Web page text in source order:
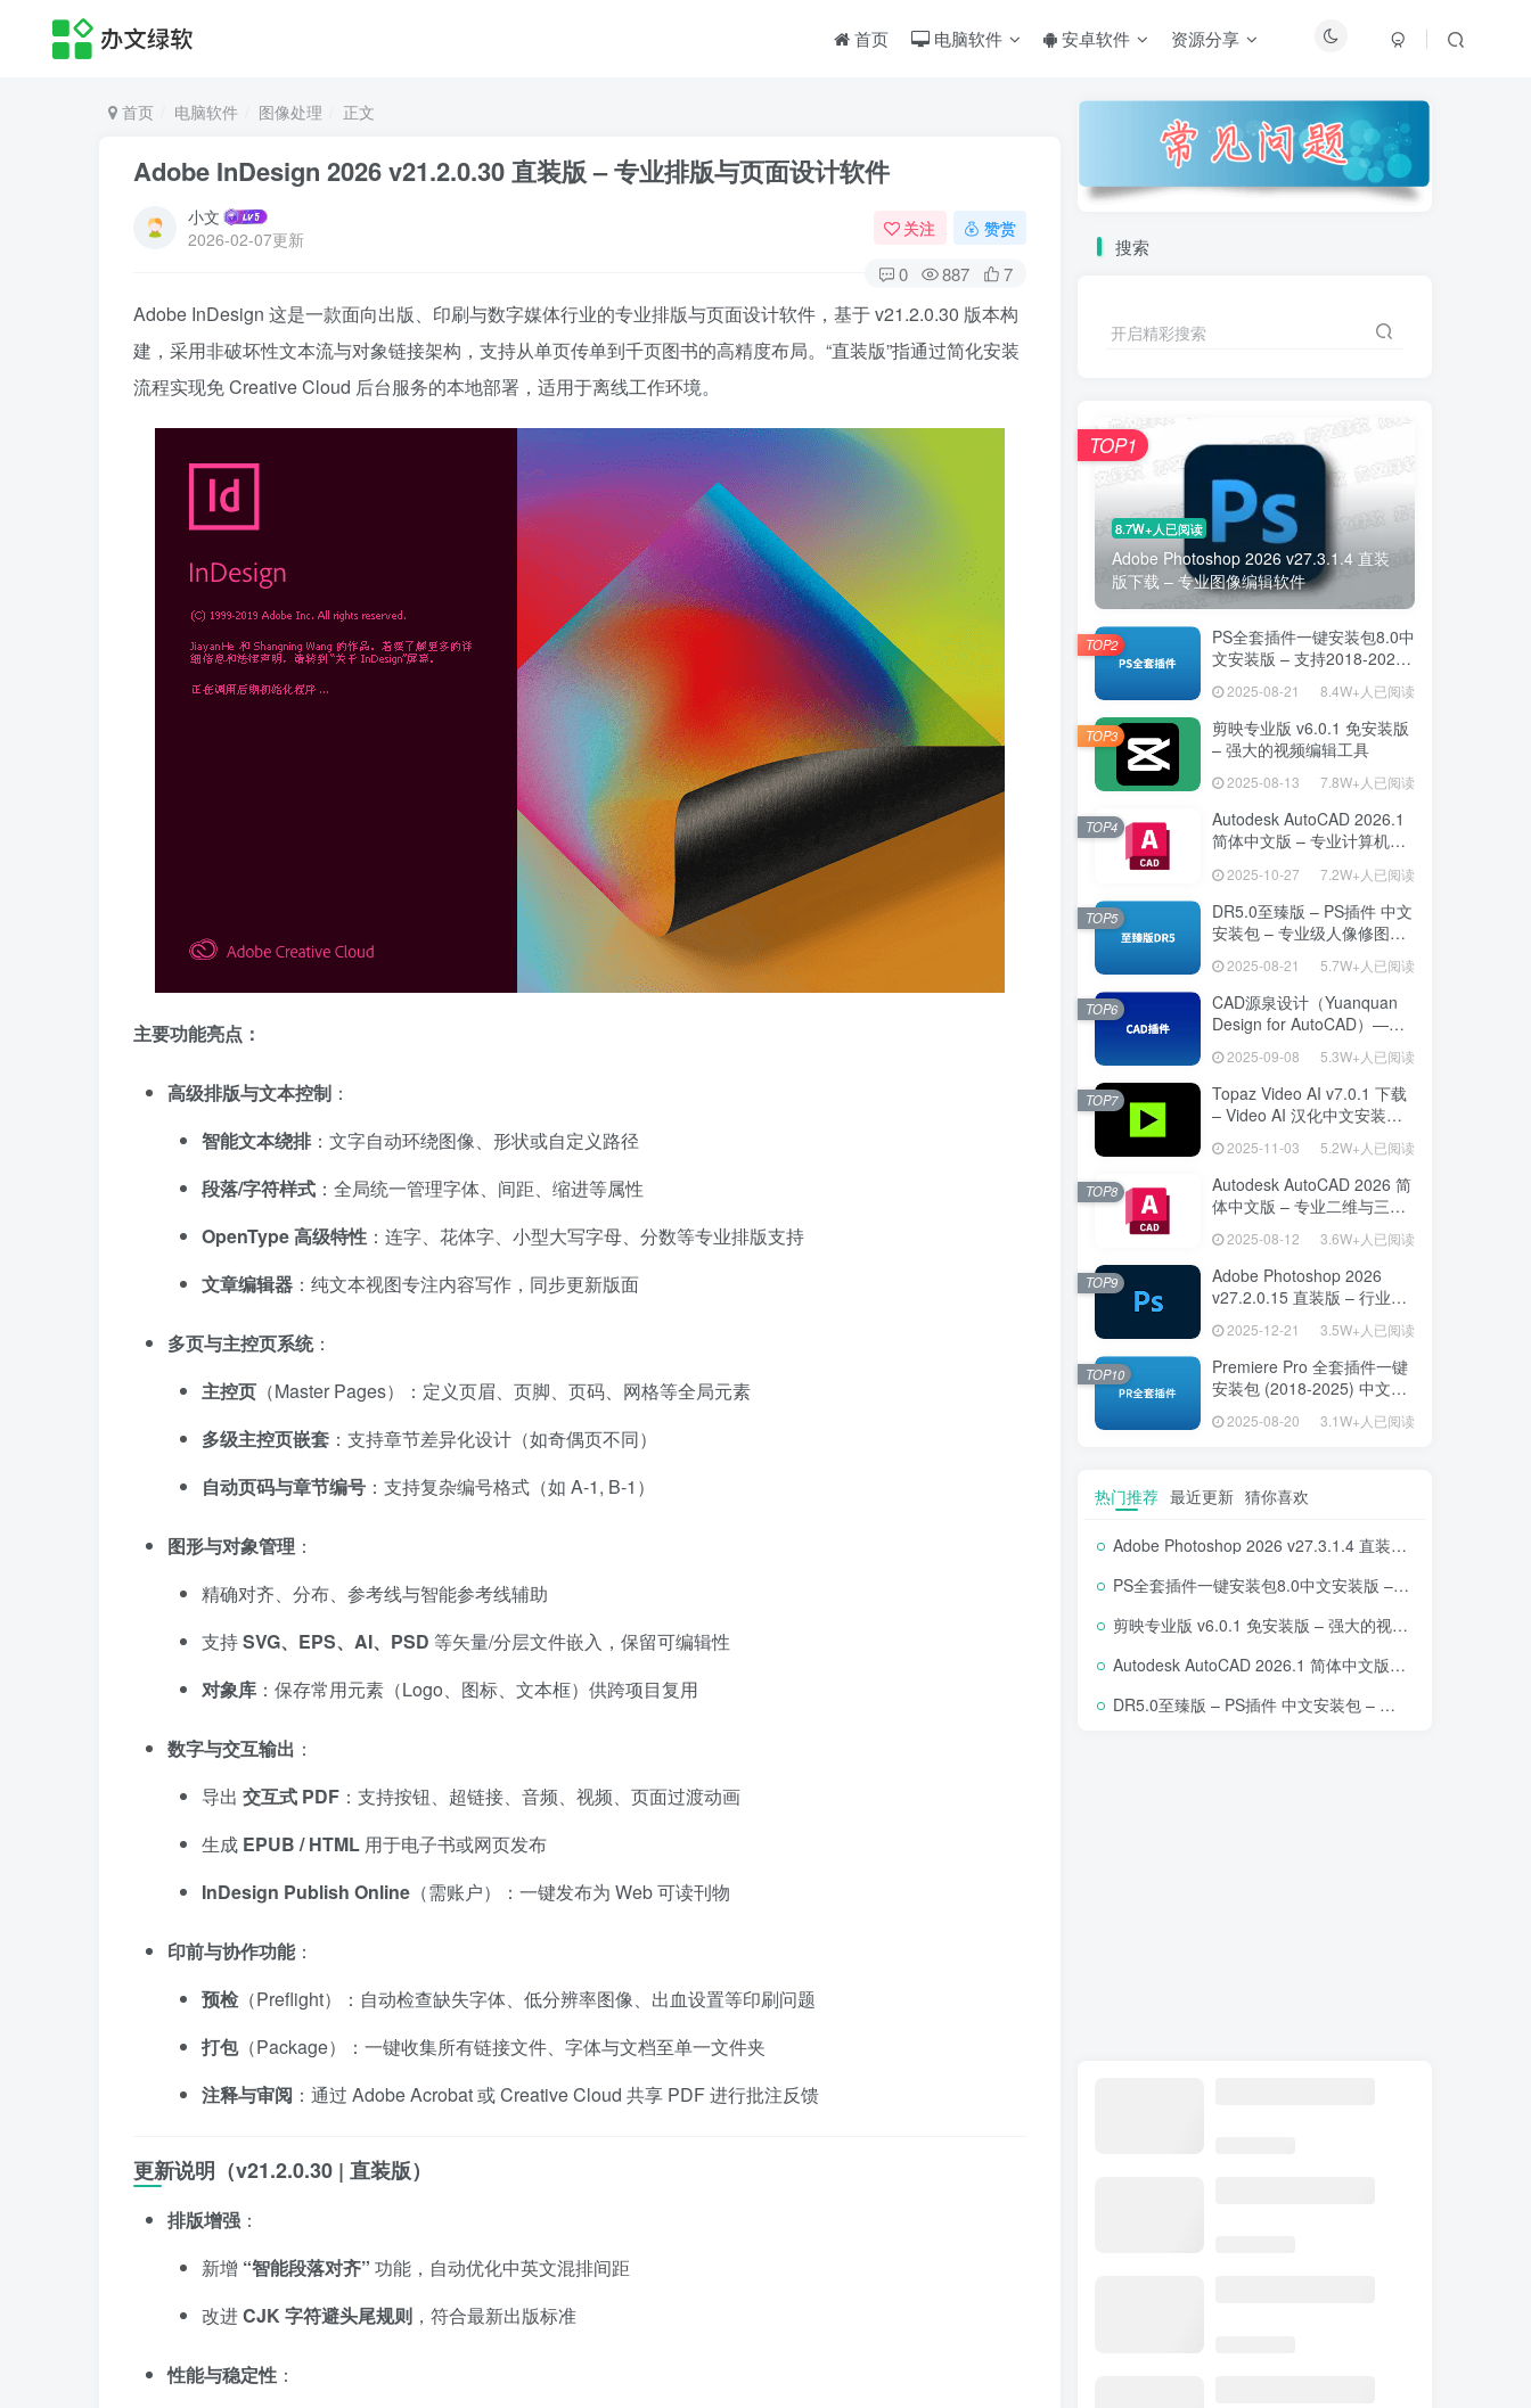
首页 电脑软件 安卓软件 资源分享
首页 电脑软件 图像处理 正文
Adobe InDesign 2026 v21.2.0.30 直装版 – 专业排版与页面设计软件
小文
2026-02-07更新
关注 赞赏
0 887 7
Adobe InDesign 这是一款面向出版、印刷与数字媒体行业的专业排版与页面设计软件，基于 v21.2.0.30 版本构
建，采用非破坏性文本流与对象链接架构，支持从单页传单到千页图书的高精度布局。“直装版”指通过简化安装
流程实现免 Creative Cloud 后台服务的本地部署，适用于离线工作环境。
主要功能亮点：
高级排版与文本控制 ：
智能文本绕排：文字自动环绕图像、形状或自定义路径
段落/字符样式 ：全局统一管理字体、间距、缩进等属性
OpenType 高级特性 ：连字、花体字、小型大写字母、分数等专业排版支持
文章编辑器 ：纯文本视图专注内容写作，同步更新版面
多页与主控页系统：
主控页 （Master Pages）：定义页眉、页脚、页码、网格等全局元素
多级主控页嵌套 ：支持章节差异化设计（如奇偶页不同）
自动页码与章节编号 ：支持复杂编号格式（如 A-1, B-1）
图形与对象管理 ：
精确对齐、分布、参考线与智能参考线辅助
支持SVG、EPS、AI、PSD 等矢量/分层文件嵌入，保留可编辑性
对象库 ：保存常用元素（Logo、图标、文本框）供跨项目复用
数字与交互输出 ：
导出 交互式 PDF ：支持按钮、超链接、音频、视频、页面过渡动画
生成 EPUB / HTML 用于电子书或网页发布
InDesign Publish Online （需账户）：一键发布为 Web 可读刊物
印前与协作功能：
预检（Preflight）：自动检查缺失字体、低分辨率图像、出血设置等印刷问题
打包（Package）：一键收集所有链接文件、字体与文档至单一文件夹
注释与审阅 ：通过 Adobe Acrobat 或 Creative Cloud 共享 PDF 进行批注反馈
更新说明（v21.2.0.30 | 直装版）
排版增强 ：
新增 “智能段落对齐” 功能，自动优化中英文混排间距
改进CJK 字符避头尾规则 ，符合最新出版标准
性能与稳定性 ：
搜索
开启精彩搜索
8.7W+人已阅读
Adobe Photoshop 2026 v27.3.1.4 直装
版下载 – 专业图像编辑软件
TOP1
PS全套插件一键安装包8.0中
文安装版 – 支持2018-2025
– 提升设计效率
2025-08-21 8.4W+人已阅读
TOP2
剪映专业版 v6.0.1 免安装版
– 强大的视频编辑工具
2025-08-13 7.8W+人已阅读
TOP3
Autodesk AutoCAD 2026.1
简体中文版 – 专业计算机辅
2025-10-27 7.2W+人已阅读
TOP4
DR5.0至臻版 – PS插件 中文
安装包 – 专业级人像修图工
2025-08-21 5.7W+人已阅读
TOP5
CAD源泉设计（Yuanquan
Design for AutoCAD）——
高效绘图利器
2025-09-08 5.3W+人已阅读
TOP6
Topaz Video AI v7.0.1 下载
– Video AI 汉化中文安装版
2025-11-03 5.2W+人已阅读
TOP7
Autodesk AutoCAD 2026 简
体中文版 – 专业二维与三维
2025-08-12 3.6W+人已阅读
TOP8
Adobe Photoshop 2026
v27.2.0.15 直装版 – 行业标
2025-12-21 3.5W+人已阅读
TOP9
Premiere Pro 全套插件一键
安装包 (2018-2025) 中文安
率的专业工具
2025-08-20 3.1W+人已阅读
TOP10
热门推荐 最近更新 猜你喜欢
Adobe Photoshop 2026 v27.3.1.4 直装版下载 – 专业图像编辑软件
PS全套插件一键安装包8.0中文安装版 – 支持2018-2025 – 提升设计效率
剪映专业版 v6.0.1 免安装版 – 强大的视频编辑工具
Autodesk AutoCAD 2026.1 简体中文版 – 专业计算机辅助设计软件
DR5.0至臻版 – PS插件 中文安装包 – 专业级人像修图工具